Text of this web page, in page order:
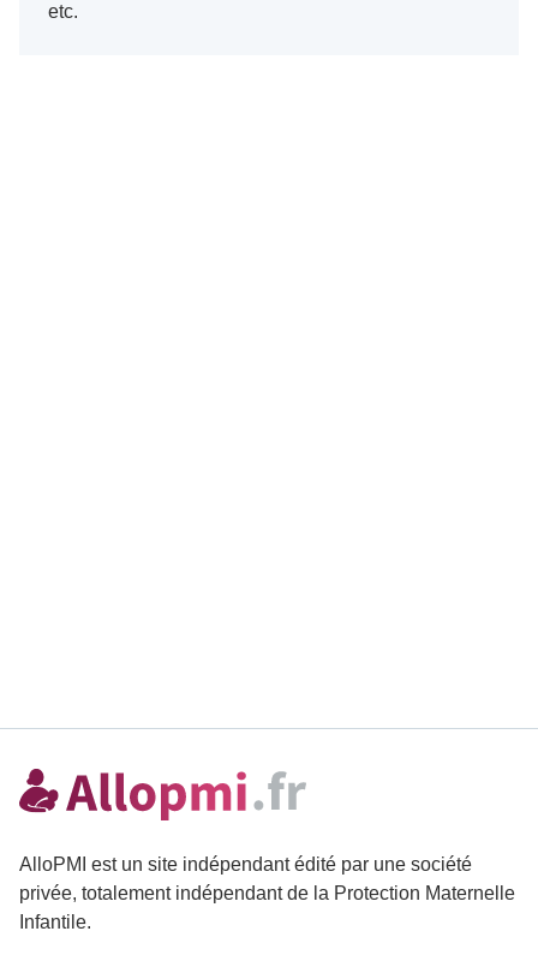
etc.
AlloPMI est un site indépendant édité par une société
privée, totalement indépendant de la Protection Maternelle
Infantile.